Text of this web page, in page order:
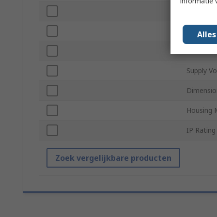
Accuracy
Supply
Housing
IP Rating
Zoek vergelijkbare producten